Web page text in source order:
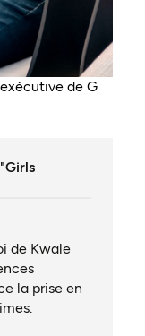
de G
de Kwale
la prise en